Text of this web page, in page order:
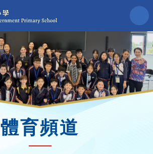
體育頻道